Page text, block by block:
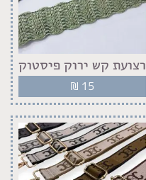
רצועת קש ירוק פיסטוק
₪ 15